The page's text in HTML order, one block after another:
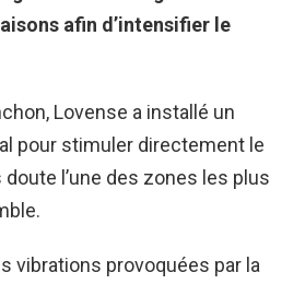
afin d’intensifier le
Lovense a installé un
pour stimuler directement le
l’une des zones les plus
vibrations provoquées par la